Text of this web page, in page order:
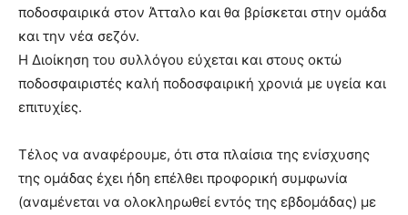
ποδοσφαιρικά στον Άτταλο και θα βρίσκεται στην ομάδα
και την νέα σεζόν.
Η Διοίκηση του συλλόγου εύχεται και στους οκτώ
ποδοσφαιριστές καλή ποδοσφαιρική χρονιά με υγεία και
επιτυχίες.
Τέλος να αναφέρουμε, ότι στα πλαίσια της ενίσχυσης
της ομάδας έχει ήδη επέλθει προφορική συμφωνία
(αναμένεται να ολοκληρωθεί εντός της εβδομάδας) με